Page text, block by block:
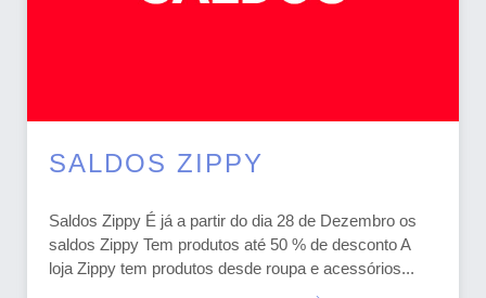
SALDOS ZIPPY
Saldos Zippy É já a partir do dia 28 de Dezembro os
saldos Zippy Tem produtos até 50 % de desconto A
loja Zippy tem produtos desde roupa e acessórios...